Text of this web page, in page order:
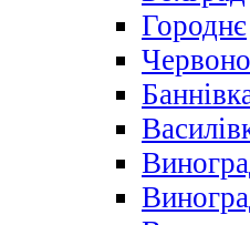
Городнє